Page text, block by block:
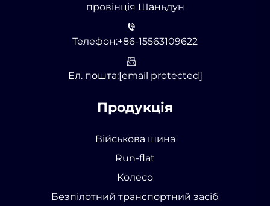
провінція Шаньдун
Телефон:+86-15563109622
Ел. пошта:[email protected]
Продукція
Військова шина
Run-flat
Колесо
Безпілотний транспортний засіб